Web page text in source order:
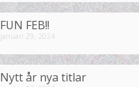
FUN FEB!!
januari 29, 2024
Nytt år nya titlar